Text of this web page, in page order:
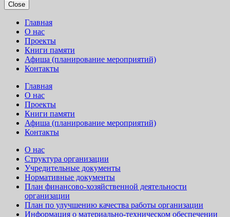
Close
Главная
О нас
Проекты
Книги памяти
Афиша (планирование мероприятий)
Контакты
Главная
О нас
Проекты
Книги памяти
Афиша (планирование мероприятий)
Контакты
О нас
Структура организации
Учредительные документы
Нормативные документы
План финансово-хозяйственной деятельности
организации
План по улучшению качества работы организации
Информация о материально-техническом обеспечении